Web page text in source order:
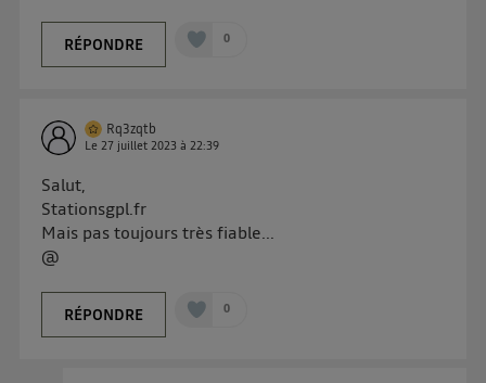
RÉPONDRE 0
Rq3zqtb
Le27 juillet 2023 à22:39
Salut,
Stationsgpl.fr
Mais pas toujours très fiable...
@
RÉPONDRE 0